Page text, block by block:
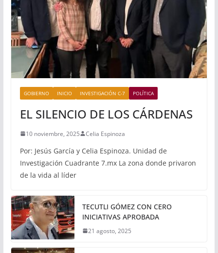
GOBIERNO INICIO INVESTIGACIÓN C-7 POLÍTICA
EL SILENCIO DE LOS CÁRDENAS
10 noviembre, 2025 Celia Espinoza
Por: Jesús García y Celia Espinoza. Unidad de
Investigación Cuadrante 7.mx La zona donde privaron
de la vida al líder
TECUTLI GÓMEZ CON CERO
INICIATIVAS APROBADA
21 agosto, 2025